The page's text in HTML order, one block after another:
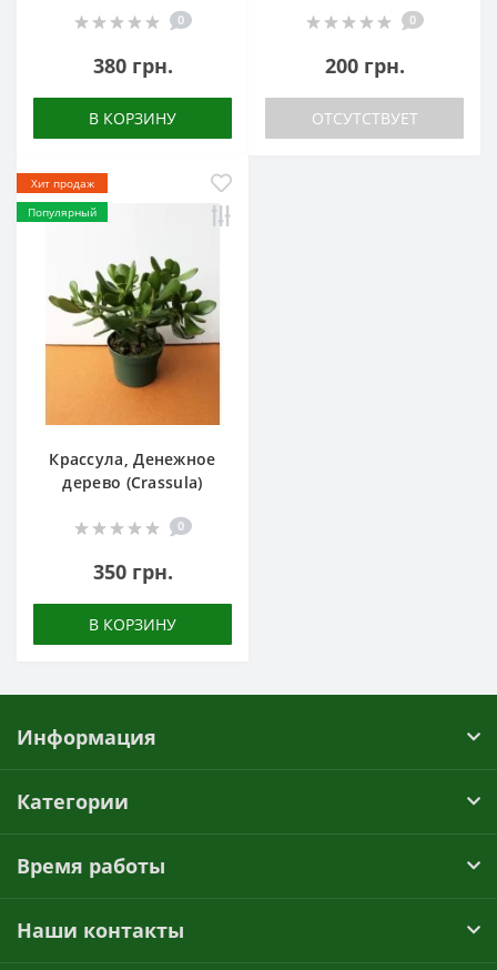
0
380 грн.
В КОРЗИНУ
0
200 грн.
ОТСУТСТВУЕТ
Хит продаж
Популярный
Крассула, Денежное
дерево (Crassula)
0
350 грн.
В КОРЗИНУ
Информация
Категории
Время работы
Наши контакты